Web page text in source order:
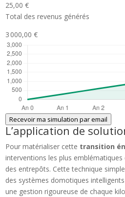
25,00 €
Total des revenus générés
3 000,00 €
Recevoir ma simulation par email
L’application de
Pour matérialiser cette transition
interventions les plus
des entrepôts. Cette technique
des systèmes domotiques
une gestion rigoureuse de chaque